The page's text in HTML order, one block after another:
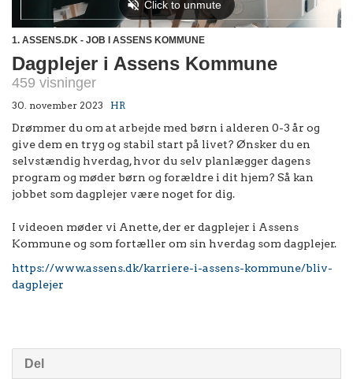
1. ASSENS.DK - JOB I ASSENS KOMMUNE
Dagplejer i Assens Kommune
459 visninger
30. november 2023 HR
Drømmer du om at arbejde med børn i alderen 0-3 år og
give dem en tryg og stabil start på livet? Ønsker du en
selvstændig hverdag, hvor du selv planlægger dagens
program og møder børn og forældre i dit hjem? Så kan
jobbet som dagplejer være noget for dig.
I videoen møder vi Anette, der er dagplejer i Assens
Kommune og som fortæller om sin hverdag som dagplejer.
https://www.assens.dk/karriere-i-assens-kommune/bliv-
dagplejer
Del